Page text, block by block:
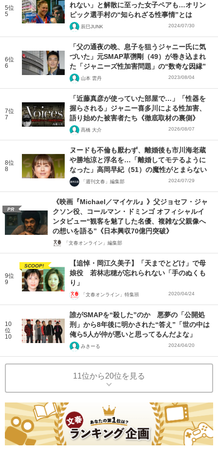
5位
5
れない」と解散に至った女子ペアも…オリン
ピック選手村の“知られざる性事情”とは
辰巳JUNK 2024/07/30
6位
6
「父の通夜の晩、息子を狙うジャニー氏に気
づいた」元SMAP草彅剛（49）が巻き込まれ
た「ジャニーズ性加害問題」の“数奇な因縁”
山本 雲丹 2023/08/04
7位
7
「近藤真彦が使っていた部屋で…」「性器を
握らされる」ジャニー喜多川による性加害、
語り始めた被害者たち《徹底取材の裏側》
髙橋 大介 2026/08/07
8位
8
ヌードも不倫も厭わず、離婚後も市川海老蔵
や勝地涼と浮名を…「離婚してモテるように
なった」高岡早紀（51）の魔性がとまらない
「週刊文春」編集部 2024/07/29
PR
《映画『Michael／マイケル』》父ジョセフ・ジャ
クソン役、コールマン・ドミンゴ オフィシャルイ
ンタビュー“観客を魅了した名優、複雑な父親像へ
の想いを語る”《日本興収70億円突破》
「文春オンライン」編集部
9位
9
SCOOP!
【追悼・岡江久美子】「天までとどけ」で母
娘役 若林志穂が忘れられない「手のぬくも
り」
「文春オンライン」特集班 2020/04/24
10
位
10
誰がSMAPを“殺した”のか 悪夢の「公開処
刑」から8年後に明かされた“答え”「世の中は
俺ら5人が仲が悪いと思ってるんだよな」
みきーる 2024/04/20
11位から20位を見る